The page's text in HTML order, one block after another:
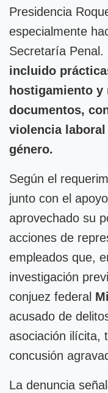
Presidencia
especialmente
Secretaría Penal.
incluido
hostigamiento
documentos,
violencia
género.
Según el
junto con el
aprovechado su
acciones de
empleados que,
investigación
conjuez federal
acusado de
asociación ilícita,
concusión
La denuncia